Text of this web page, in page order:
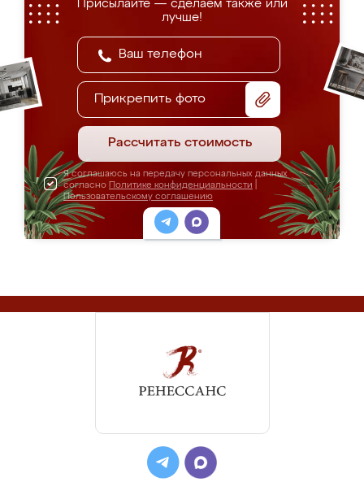
Присылайте — сделаем также или
лучше!
Прикрепить фото
Рассчитать стоимость
Я соглашаюсь на передачу персональных данных
согласно Политике конфиденциальности
Пользовательскому соглашению